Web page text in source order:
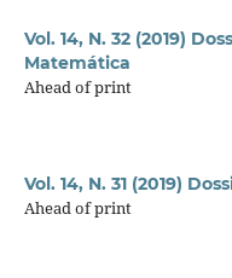
Vol. 14, N. 32 (2019)
Matemática
Ahead of print
Vol. 14, N. 31 (2019)
Ahead of print